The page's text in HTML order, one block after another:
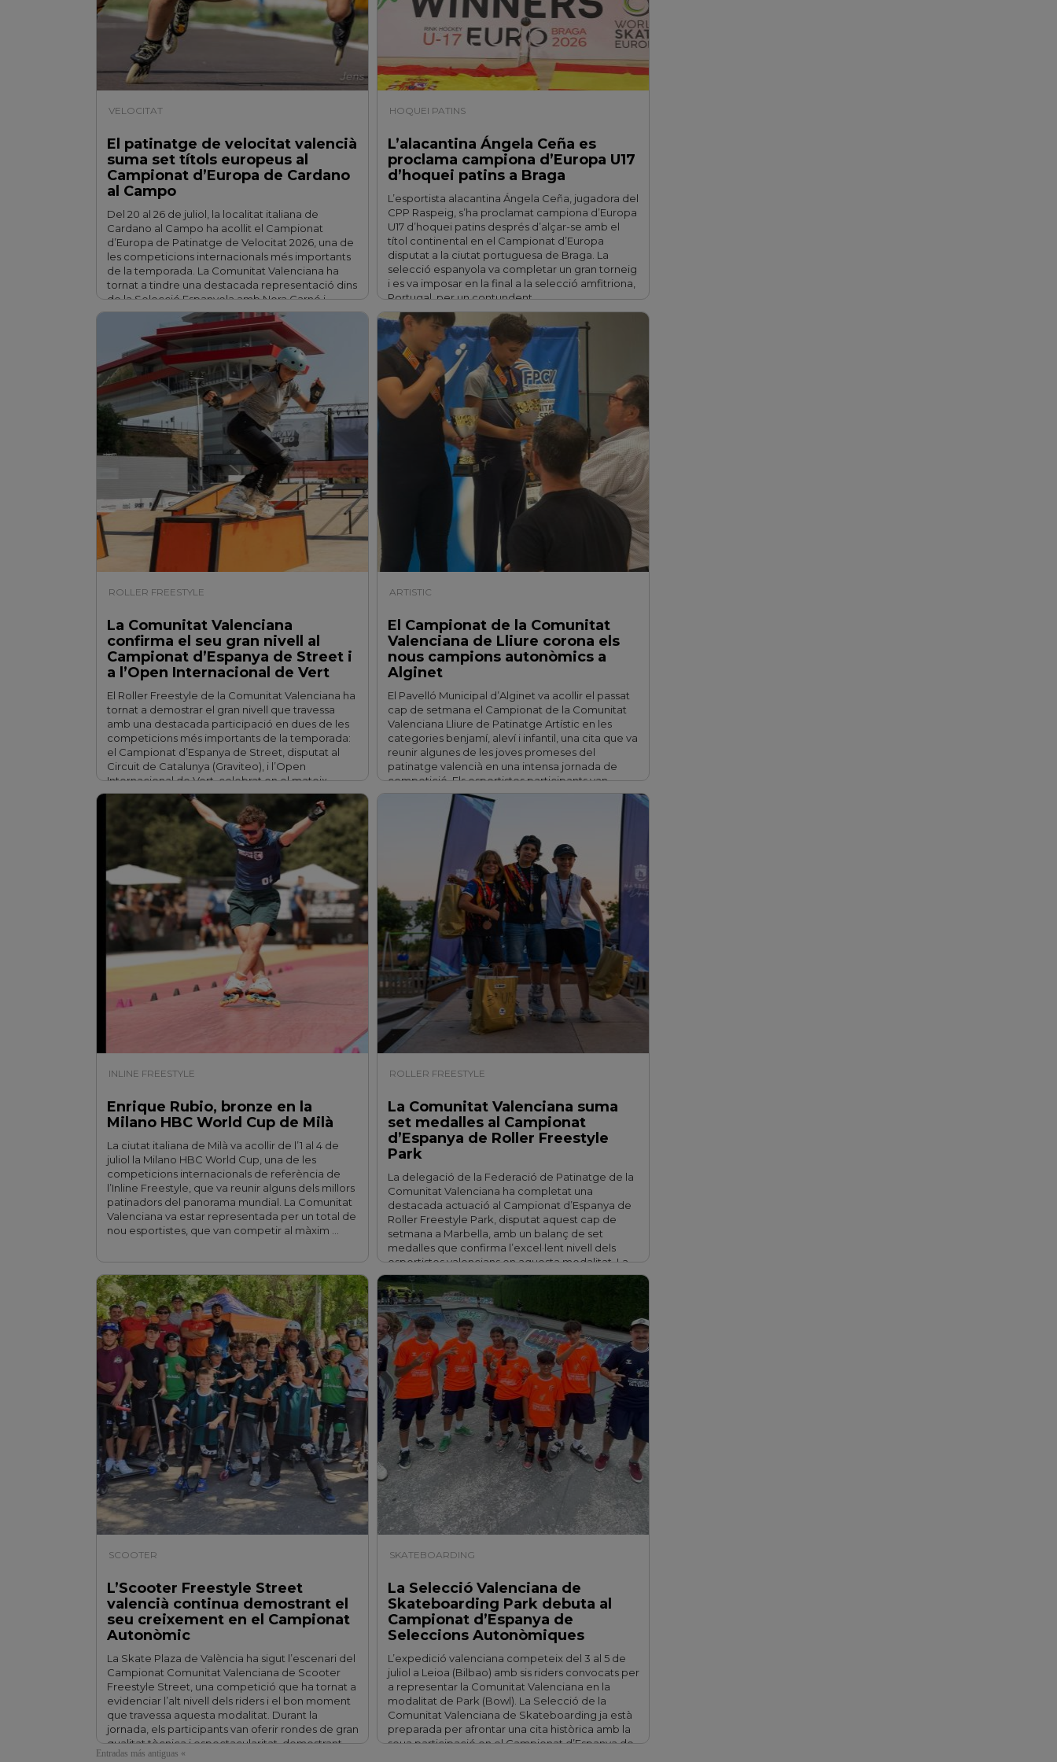
VELOCITAT
El patinatge de velocitat valencià
suma set títols europeus al
Campionat d’Europa de Cardano
al Campo
Del 20 al 26 de juliol, la localitat italiana de
Cardano al Campo ha acollit el Campionat
d’Europa de Patinatge de Velocitat 2026, una de
les competicions internacionals més importants
de la temporada. La Comunitat Valenciana ha
tornat a tindre una destacada representació dins
de la Selecció Espanyola amb Nora Carné i
Angélica Rosero en …
HOQUEI PATINS
L’alacantina Ángela Ceña es
proclama campiona d’Europa U17
d’hoquei patins a Braga
L’esportista alacantina Ángela Ceña, jugadora del
CPP Raspeig, s’ha proclamat campiona d’Europa
U17 d’hoquei patins després d’alçar-se amb el
títol continental en el Campionat d’Europa
disputat a la ciutat portuguesa de Braga. La
selecció espanyola va completar un gran torneig
i es va imposar en la final a la selecció amfitriona,
Portugal, per un contundent …
ROLLER FREESTYLE
La Comunitat Valenciana
confirma el seu gran nivell al
Campionat d’Espanya de Street i
a l’Open Internacional de Vert
El Roller Freestyle de la Comunitat Valenciana ha
tornat a demostrar el gran nivell que travessa
amb una destacada participació en dues de les
competicions més importants de la temporada:
el Campionat d’Espanya de Street, disputat al
Circuit de Catalunya (Graviteo), i l’Open
Internacional de Vert, celebrat en el mateix
escenari. En la competició de …
ARTISTIC
El Campionat de la Comunitat
Valenciana de Lliure corona els
nous campions autonòmics a
Alginet
El Pavelló Municipal d’Alginet va acollir el passat
cap de setmana el Campionat de la Comunitat
Valenciana Lliure de Patinatge Artístic en les
categories benjamí, aleví i infantil, una cita que va
reunir algunes de les joves promeses del
patinatge valencià en una intensa jornada de
competició. Els esportistes participants van
demostrar un gran nivell …
INLINE FREESTYLE
Enrique Rubio, bronze en la
Milano HBC World Cup de Milà
La ciutat italiana de Milà va acollir de l’1 al 4 de
juliol la Milano HBC World Cup, una de les
competicions internacionals de referència de
l’Inline Freestyle, que va reunir alguns dels millors
patinadors del panorama mundial. La Comunitat
Valenciana va estar representada per un total de
nou esportistes, que van competir al màxim …
ROLLER FREESTYLE
La Comunitat Valenciana suma
set medalles al Campionat
d’Espanya de Roller Freestyle
Park
La delegació de la Federació de Patinatge de la
Comunitat Valenciana ha completat una
destacada actuació al Campionat d’Espanya de
Roller Freestyle Park, disputat aquest cap de
setmana a Marbella, amb un balanç de set
medalles que confirma l’excel·lent nivell dels
esportistes valencians en aquesta modalitat. La
representació de la Comunitat Valenciana va
aconseguir un …
SCOOTER
L’Scooter Freestyle Street
valencià continua demostrant el
seu creixement en el Campionat
Autonòmic
La Skate Plaza de València ha sigut l’escenari del
Campionat Comunitat Valenciana de Scooter
Freestyle Street, una competició que ha tornat a
evidenciar l’alt nivell dels riders i el bon moment
que travessa aquesta modalitat. Durant la
jornada, els participants van oferir rondes de gran
qualitat tècnica i espectacularitat, demostrant
l’evolució constant de l’Scooter Freestyle …
SKATEBOARDING
La Selecció Valenciana de
Skateboarding Park debuta al
Campionat d’Espanya de
Seleccions Autonòmiques
L’expedició valenciana competeix del 3 al 5 de
juliol a Leioa (Bilbao) amb sis riders convocats per
a representar la Comunitat Valenciana en la
modalitat de Park (Bowl). La Selecció de la
Comunitat Valenciana de Skateboarding ja està
preparada per afrontar una cita històrica amb la
seua participació en el Campionat d’Espanya de
Entradas más antiguas «